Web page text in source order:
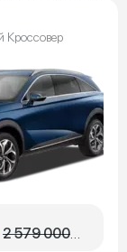
Кроссовер
2 579 000 ₽